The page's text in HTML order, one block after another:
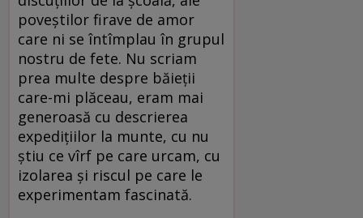
poveştilor firave de amor
care ni se întîmplau în grupul
nostru de fete. Nu scriam
prea multe despre băieţii
care-mi plăceau, eram mai
generoasă cu descrierea
expediţiilor la munte, cu nu
ştiu ce vîrf pe care urcam, cu
izolarea şi riscul pe care le
experimentam fascinată.